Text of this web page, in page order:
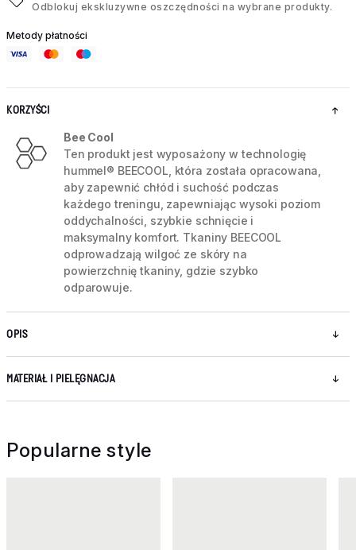
Odblokuj ekskluzywne oszczędności na wybrane produkty.
Metody płatności
KORZYŚCI
Bee Cool
Ten produkt jest wyposażony w technologię
hummel® BEECOOL, która została opracowana,
aby zapewnić chłód i suchość podczas
każdego treningu, zapewniając wysoki poziom
oddychalności, szybkie schnięcie i
maksymalny komfort. Tkaniny BEECOOL
odprowadzają wilgoć ze skóry na
powierzchnię tkaniny, gdzie szybko
odparowuje.
OPIS
MATERIAŁ I PIELĘGNACJA
Popularne style